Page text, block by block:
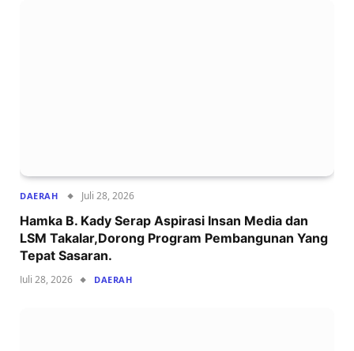
DAERAH Juli 28, 2026
Hamka B. Kady Serap Aspirasi Insan Media dan
LSM Takalar,Dorong Program Pembangunan Yang
Tepat Sasaran.
Juli 28, 2026 DAERAH